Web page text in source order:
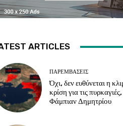
ARTICLES
ΠΑΡΕΜΒΑΣΕΙΣ
Όχι, δεν ευθύνεται η
κρίση για τις
Φάμπιαν Δημητρίου